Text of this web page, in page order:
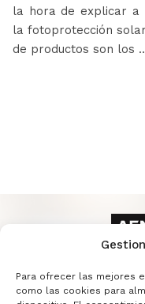
Para ofrecer las mejores
como las cookies para
la hora de explicar a
la fotoprotección
de productos son los